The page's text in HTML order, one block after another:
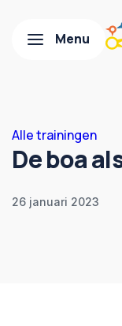
Alle trainingen
De boa
26 januari 2023